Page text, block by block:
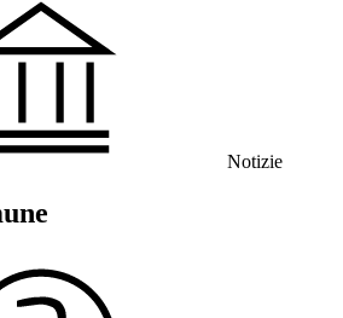
Notizie